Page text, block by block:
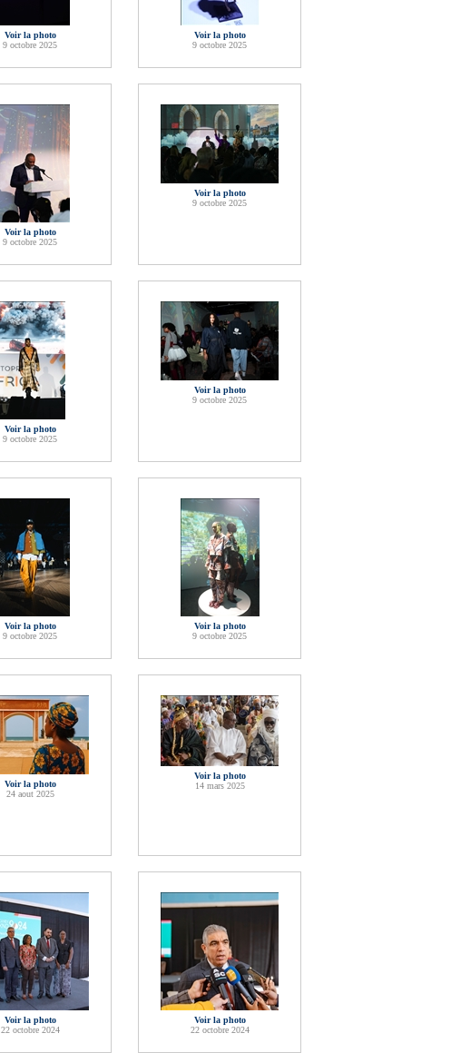
Voir la photo
9 octobre 2025
Voir la photo
9 octobre 2025
Voir la photo
9 octobre 2025
Voir la photo
9 octobre 2025
Voir la photo
9 octobre 2025
Voir la photo
9 octobre 2025
Voir la photo
9 octobre 2025
Voir la photo
9 octobre 2025
Voir la photo
24 aout 2025
Voir la photo
14 mars 2025
Voir la photo
22 octobre 2024
Voir la photo
22 octobre 2024